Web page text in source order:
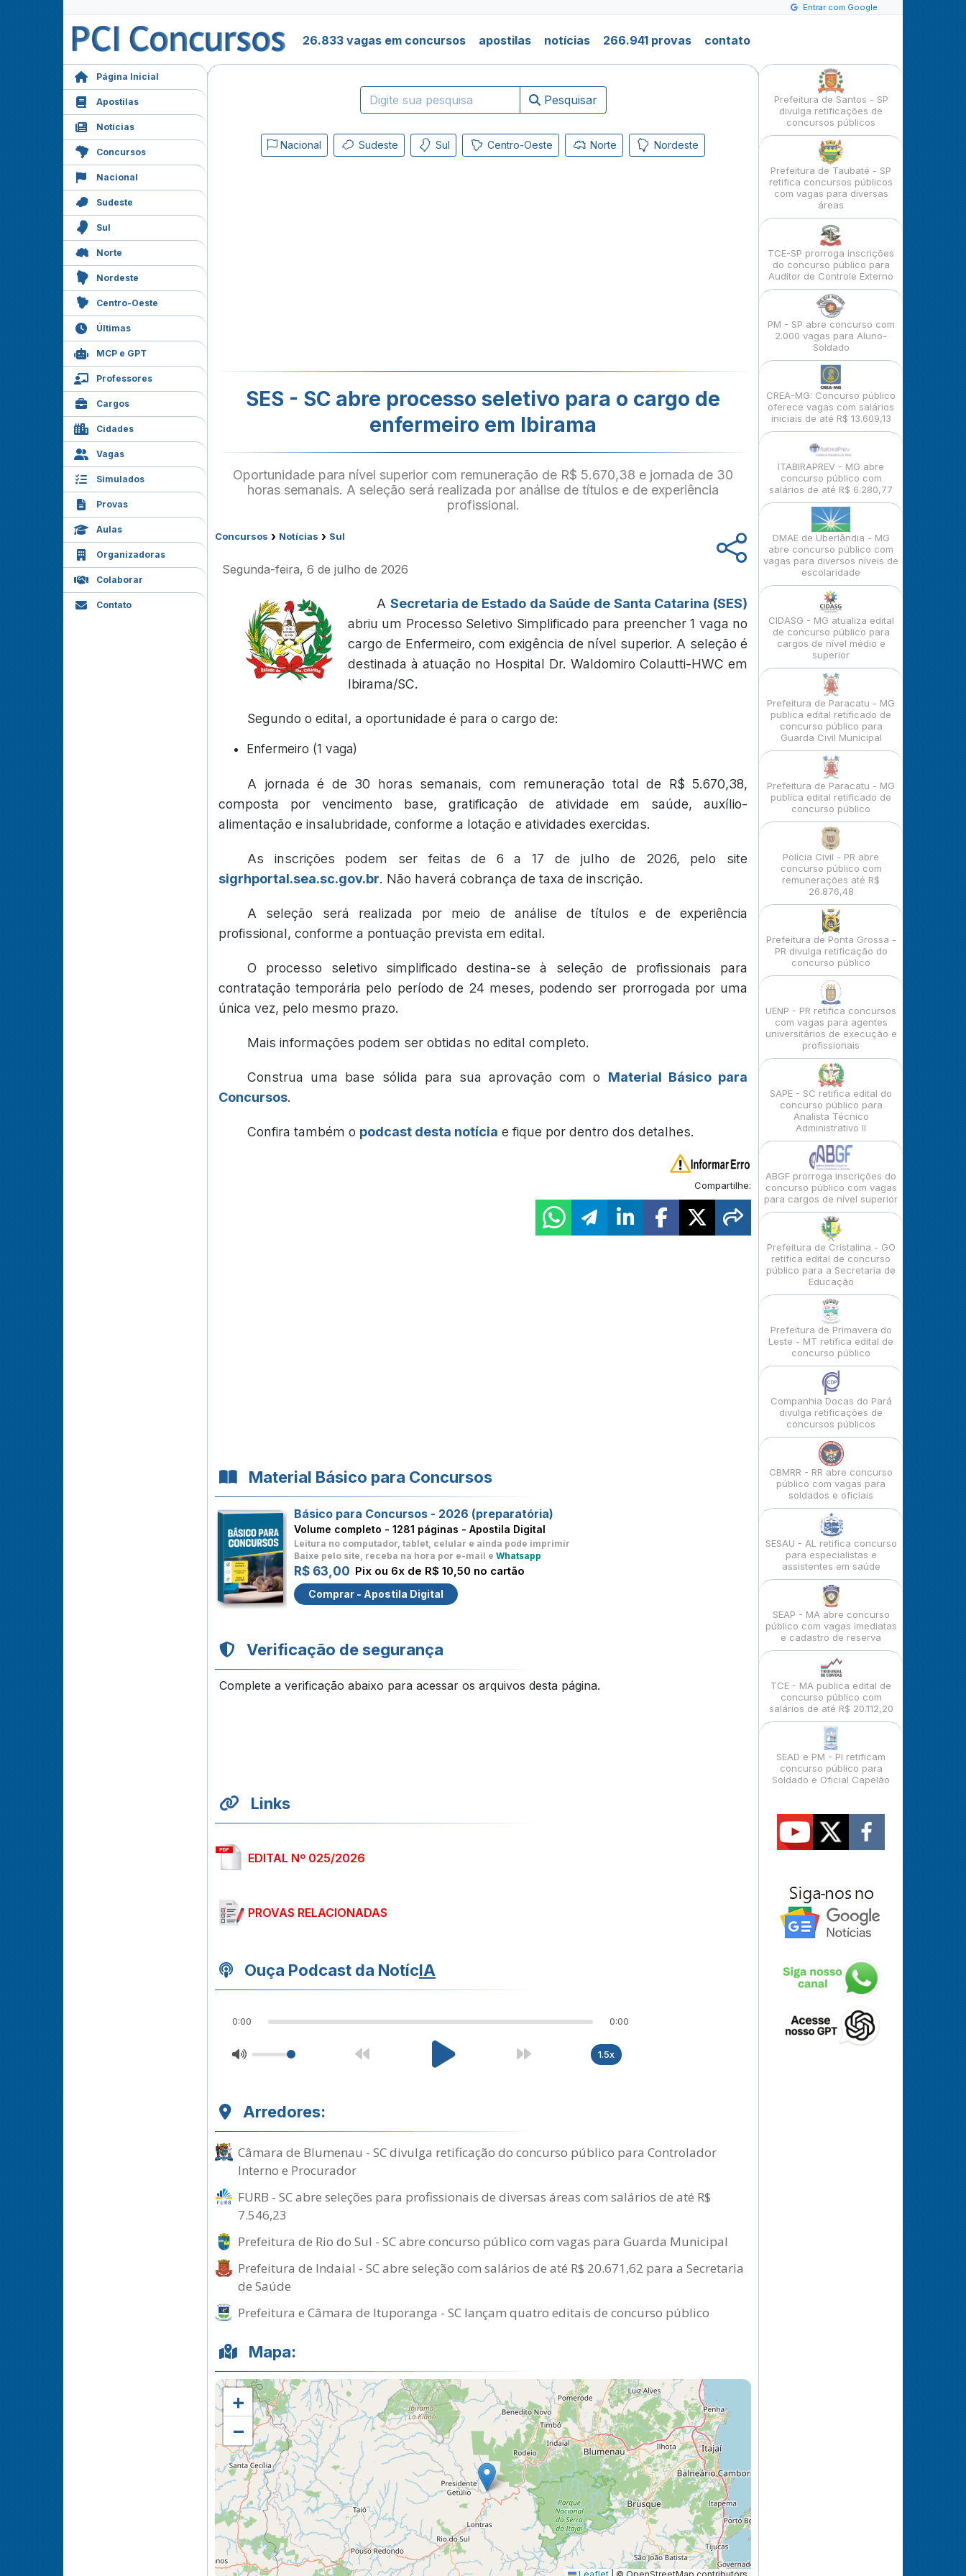
Entrar com Google
26.833 vagas em concursos apostilas notícias 266.941 provas contato
Página Inicial
Apostilas
Notícias
Concursos
Nacional
Sudeste
Sul
Norte
Nordeste
Centro-Oeste
Últimas
MCP e GPT
Professores
Cargos
Cidades
Vagas
Simulados
Provas
Aulas
Organizadoras
Colaborar
Contato
Pesquisar
Nacional Sudeste Sul Centro-Oeste Norte Nordeste
SES - SC abre processo seletivo para o cargo de
enfermeiro em Ibirama
Oportunidade para nível superior com remuneração de R$ 5.670,38 e jornada de 30
horas semanais. A seleção será realizada por análise de títulos e de experiência
profissional.
Concursos › Notícias › Sul
Segunda-feira, 6 de julho de 2026
A Secretaria de Estado da Saúde de Santa Catarina (SES)
abriu um Processo Seletivo Simplificado para preencher 1 vaga no
cargo de Enfermeiro, com exigência de nível superior. A seleção é
destinada à atuação no Hospital Dr. Waldomiro Colautti-HWC em
Ibirama/SC.
Segundo o edital, a oportunidade é para o cargo de:
Enfermeiro (1 vaga)
A jornada é de 30 horas semanais, com remuneração total de R$ 5.670,38,
composta por vencimento base, gratificação de atividade em saúde, auxílio-
alimentação e insalubridade, conforme a lotação e atividades exercidas.
As inscrições podem ser feitas de 6 a 17 de julho de 2026, pelo site
sigrhportal.sea.sc.gov.br. Não haverá cobrança de taxa de inscrição.
A seleção será realizada por meio de análise de títulos e de experiência
profissional, conforme a pontuação prevista em edital.
O processo seletivo simplificado destina-se à seleção de profissionais para
contratação temporária pelo período de 24 meses, podendo ser prorrogada por uma
única vez, pelo mesmo prazo.
Mais informações podem ser obtidas no edital completo.
Construa uma base sólida para sua aprovação com o Material Básico para
Concursos.
Confira também o podcast desta notícia e fique por dentro dos detalhes.
Compartilhe:
Material Básico para Concursos
Básico para Concursos - 2026 (preparatória)
Volume completo - 1281 páginas - Apostila Digital
Leitura no computador, tablet, celular e ainda pode imprimir
Baixe pelo site, receba na hora por e-mail e Whatsapp
R$ 63,00 Pix ou 6x de R$ 10,50 no cartão
Comprar - Apostila Digital
Verificação de segurança
Complete a verificação abaixo para acessar os arquivos desta página.
Links
EDITAL Nº 025/2026
PROVAS RELACIONADAS
Ouça Podcast da NotícIA
0:00 0:00
1.5x
Arredores:
Câmara de Blumenau - SC divulga retificação do concurso público para Controlador
Interno e Procurador
FURB - SC abre seleções para profissionais de diversas áreas com salários de até R$
7.546,23
Prefeitura de Rio do Sul - SC abre concurso público com vagas para Guarda Municipal
Prefeitura de Indaial - SC abre seleção com salários de até R$ 20.671,62 para a Secretaria
de Saúde
Prefeitura e Câmara de Ituporanga - SC lançam quatro editais de concurso público
Mapa:
+
−
Prefeitura de Santos - SP
divulga retificações de
concursos públicos
Prefeitura de Taubaté - SP
retifica concursos públicos
com vagas para diversas
áreas
TCE-SP prorroga inscrições
do concurso público para
Auditor de Controle Externo
PM - SP abre concurso com
2.000 vagas para Aluno-
Soldado
CREA-MG: Concurso público
oferece vagas com salários
iniciais de até R$ 13.609,13
ITABIRAPREV - MG abre
concurso público com
salários de até R$ 6.280,77
DMAE de Uberlândia - MG
abre concurso público com
vagas para diversos níveis de
escolaridade
CIDASG - MG atualiza edital
de concurso público para
cargos de nível médio e
superior
Prefeitura de Paracatu - MG
publica edital retificado de
concurso público para
Guarda Civil Municipal
Prefeitura de Paracatu - MG
publica edital retificado de
concurso público
Polícia Civil - PR abre
concurso público com
remunerações até R$
26.876,48
Prefeitura de Ponta Grossa -
PR divulga retificação do
concurso público
UENP - PR retifica concursos
com vagas para agentes
universitários de execução e
profissionais
SAPE - SC retifica edital do
concurso público para
Analista Técnico
Administrativo II
ABGF prorroga inscrições do
concurso público com vagas
para cargos de nível superior
Prefeitura de Cristalina - GO
retifica edital de concurso
público para a Secretaria de
Educação
Prefeitura de Primavera do
Leste - MT retifica edital de
concurso público
Companhia Docas do Pará
divulga retificações de
concursos públicos
CBMRR - RR abre concurso
público com vagas para
soldados e oficiais
SESAU - AL retifica concurso
para especialistas e
assistentes em saúde
SEAP - MA abre concurso
público com vagas imediatas
e cadastro de reserva
TCE - MA publica edital de
concurso público com
salários de até R$ 20.112,20
SEAD e PM - PI retificam
concurso público para
Soldado e Oficial Capelão